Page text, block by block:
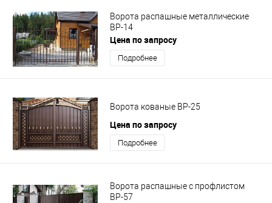
Ворота распашные металлические
ВР-14
Цена по запросу
Подробнее
Ворота кованые ВР-25
Цена по запросу
Подробнее
Ворота распашные с профлистом
ВР-57